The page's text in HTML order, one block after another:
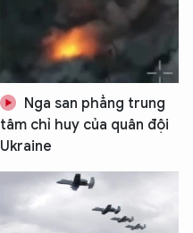
Nga san phẳng trung
tâm chỉ huy của quân đội
Ukraine